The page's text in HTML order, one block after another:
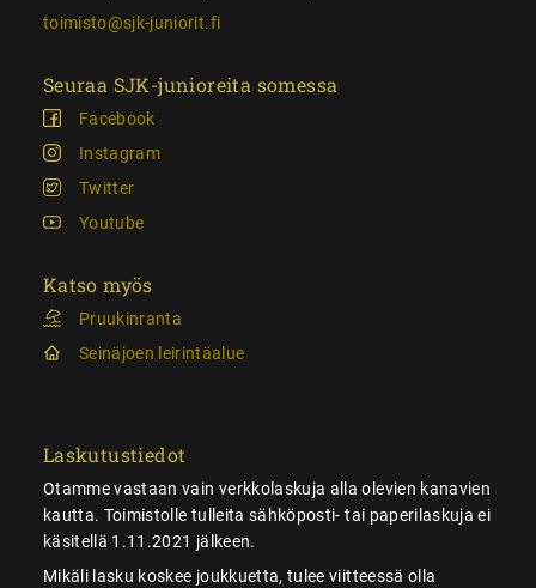
toimisto@sjk-juniorit.fi
Seuraa SJK-junioreita somessa
Facebook
Instagram
Twitter
Youtube
Katso myös
Pruukinranta
Seinäjoen leirintäalue
Laskutustiedot
Otamme vastaan vain verkkolaskuja alla olevien kanavien
kautta. Toimistolle tulleita sähköposti- tai paperilaskuja ei
käsitellä 1.11.2021 jälkeen.
Mikäli lasku koskee joukkuetta, tulee viitteessä olla